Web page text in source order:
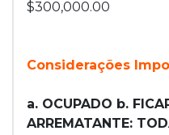
$300,000.00
Considerações
a. OCUPADO b.
ARREMATANTE: